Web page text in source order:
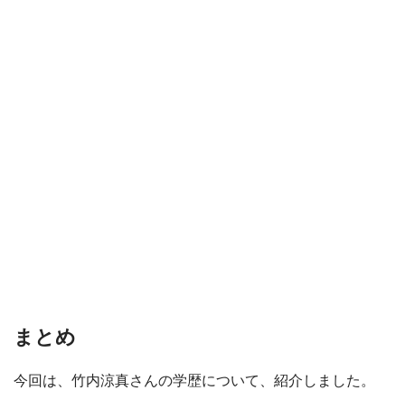
まとめ
今回は、竹内涼真さんの学歴について、紹介しました。